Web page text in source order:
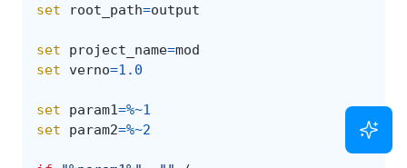
set
root_path=output
set project_name=mod
set
verno=1.0
set param1=%~1
set
param2=%~2